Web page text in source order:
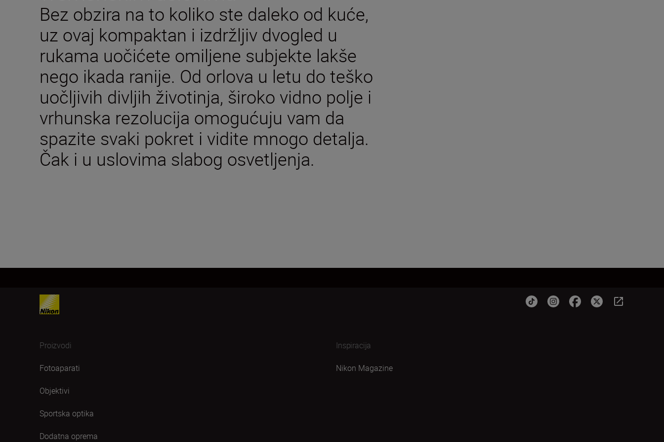
Bez obzira na to koliko ste daleko od kuće,
uz ovaj kompaktan i izdržljiv dvogled u
rukama uočićete omiljene subjekte lakše
nego ikada ranije. Od orlova u letu do teško
uočljivih divljih životinja, široko vidno polje i
vrhunska rezolucija omogućuju vam da
spazite svaki pokret i vidite mnogo detalja.
Čak i u uslovima slabog osvetljenja.
Proizvodi
Fotoaparati
Objektivi
Sportska optika
Dodatna oprema
Inspiracija
Nikon Magazine